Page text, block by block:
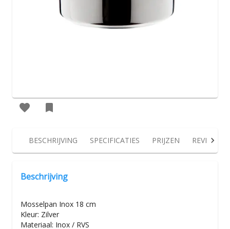
BESCHRIJVING SPECIFICATIES PRIJZEN REVIEWS
Beschrijving
Mosselpan Inox 18 cm
Kleur: Zilver
Materiaal: Inox / RVS